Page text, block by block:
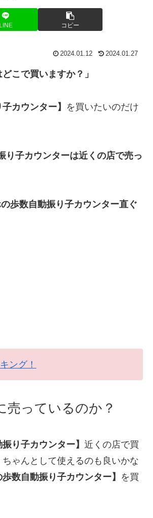
LINE コピー
2024.01.12 2024.01.27
こで買いますか？」
カウンター】
を買いたいのだけ
り子カウンターは近くの店で売っ
歩数自動振り子カウンター直ぐ
ング！
売っているのか？
り子カウンター】 近くの店で買
ゃんとして使えるのも良いかな
数自動振り子カウンター】
を買